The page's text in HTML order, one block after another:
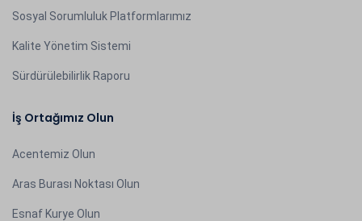
Sosyal Sorumluluk Platformlarımız
Kalite Yönetim Sistemi
Sürdürülebilirlik Raporu
İş Ortağımız Olun
Acentemiz Olun
Aras Burası Noktası Olun
Esnaf Kurye Olun